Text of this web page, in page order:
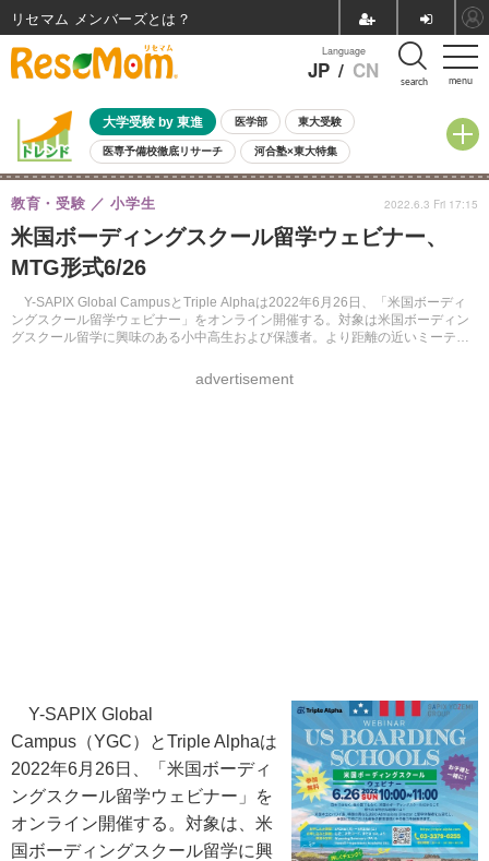
menu
Language
JP / CN search
大学受験 by 東進 医学部 東大受験
医専予備校徹底リサーチ 河合塾×東大特集
親子で考える大学選び 高校受験 中学受験 小学校受験
共通テスト 夏休み
8月開催イベント・WS 全国公立高校 過去問 人気記事
自由研究教材（小学生向け）
米国ボーディングスクール留学ウェビナー、
MTG形式6/26
Y-SAPIX Global CampusとTriple Alphaは2022年6月26日、「米国ボーディ
ングスクール留学ウェビナー」をオンライン開催する。対象は米国ボーディン
グスクール留学に興味のある小中高生および保護者。より距離の近いミーティ
教育・受験 小学生
advertisement
2022.6.3 Fri 17:15
Y-SAPIX Global
Campus（YGC）とTriple Alphaは
2022年6月26日、「米国ボーディ
ングスクール留学ウェビナー」を
オンライン開催する。対象は、米
国ボーディングスクール留学に興
リセマム メンバーズ